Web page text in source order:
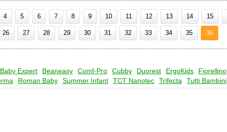
4 5 6 7 8 9 10 11 12 13 14 15
26 27 28 29 30 31 32 33 34 35 36
Baby Expert Beaneasy Comf-Pro Cubby Duorest ErgoKids Fiorellino
Roman Baby Summer Infant TCT Nanotec Trifecta Tutti Bambini